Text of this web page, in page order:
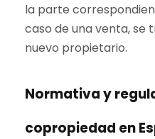
la parte
caso de una venta, se
nuevo propietario.
Normativa y
copropiedad en